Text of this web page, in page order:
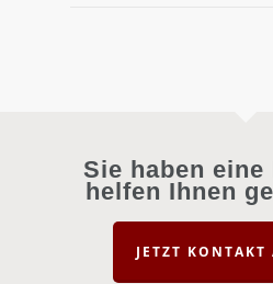
Sie haben eine
helfen Ihnen
JETZT KONTAKT